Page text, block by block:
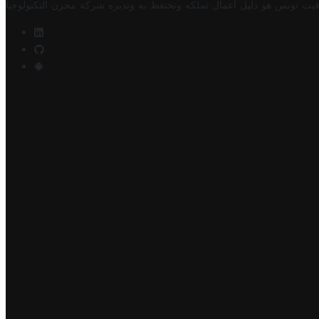
تونس هو دليل أعمال تملكه وتحتفظ به وتديره شركة مخزن التكنولوجيا